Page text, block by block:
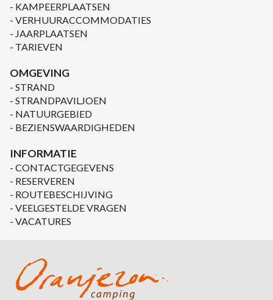
KAMPEERPLAATSEN
VERHUURACCOMMODATIES
JAARPLAATSEN
TARIEVEN
OMGEVING
STRAND
STRANDPAVILJOEN
NATUURGEBIED
BEZIENSWAARDIGHEDEN
INFORMATIE
CONTACTGEGEVENS
RESERVEREN
ROUTEBESCHIJVING
VEELGESTELDE VRAGEN
VACATURES